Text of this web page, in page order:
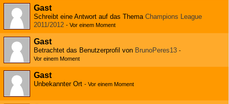
Gast
Schreibt eine Antwort auf das Thema Champions League
2011/2012 - Vor einem Moment
Gast
Betrachtet das Benutzerprofil von BrunoPeres13 -
Vor einem Moment
Gast
Unbekannter Ort - Vor einem Moment